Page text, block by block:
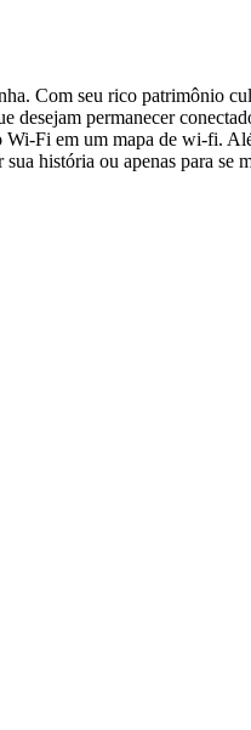
Com seu rico patrimônio
desejam permanecer
Fi em um mapa de wi-fi.
história ou apenas para se